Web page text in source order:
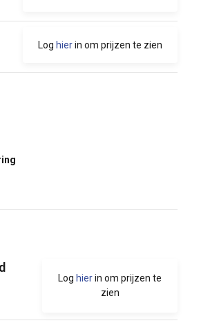
Log hierin om prijzen te zien
Log hierin om prijzen te
zien